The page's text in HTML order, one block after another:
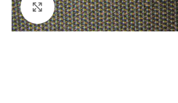
Нажмите, чтобы увеличить